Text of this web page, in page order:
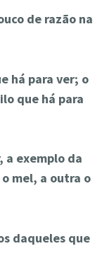
de razão na
há para ver; o
que há para
a exemplo da
mel, a outra o
daqueles que